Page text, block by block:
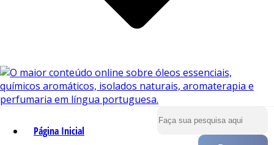
Página Inicial